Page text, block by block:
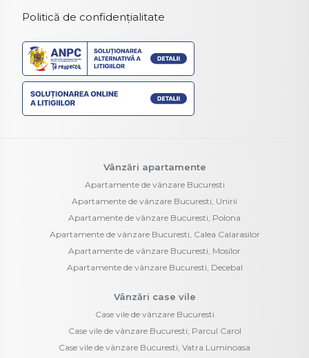
Politică de confidențialitate
Vânzări apartamente
Apartamente de vânzare Bucuresti
Apartamente de vânzare Bucuresti, Unirii
Apartamente de vânzare Bucuresti, Polona
Apartamente de vânzare Bucuresti, Calea Calarasilor
Apartamente de vânzare Bucuresti, Mosilor
Apartamente de vânzare Bucuresti, Decebal
Vânzări case vile
Case vile de vânzare Bucuresti
Case vile de vânzare Bucuresti, Parcul Carol
Case vile de vânzare Bucuresti, Vatra Luminoasa